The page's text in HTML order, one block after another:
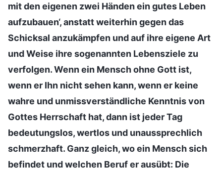
mit den eigenen zwei Händen ein gutes Leben
aufzubauen‘, anstatt weiterhin gegen das
Schicksal anzukämpfen und auf ihre eigene Art
und Weise ihre sogenannten Lebensziele zu
verfolgen. Wenn ein Mensch ohne Gott ist,
wenn er Ihn nicht sehen kann, wenn er keine
wahre und unmissverständliche Kenntnis von
Gottes Herrschaft hat, dann ist jeder Tag
bedeutungslos, wertlos und unaussprechlich
schmerzhaft. Ganz gleich, wo ein Mensch sich
befindet und welchen Beruf er ausübt: Die